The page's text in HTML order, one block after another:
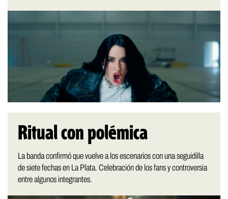
Ritual con polémica
La banda confirmó que vuelve a los escenarios con una seguidilla
de siete fechas en La Plata. Celebración de los fans y controversia
entre algunos integrantes.